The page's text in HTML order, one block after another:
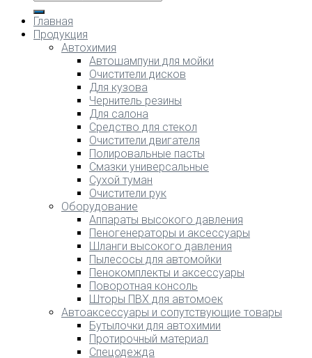
Главная
Продукция
Автохимия
Автошампуни для мойки
Очистители дисков
Для кузова
Чернитель резины
Для салона
Средство для стекол
Очистители двигателя
Полировальные пасты
Смазки универсальные
Сухой туман
Очистители рук
Оборудование
Аппараты высокого давления
Пеногенераторы и аксессуары
Шланги высокого давления
Пылесосы для автомойки
Пенокомплекты и аксессуары
Поворотная консоль
Шторы ПВХ для автомоек
Автоаксессуары и сопутствующие товары
Бутылочки для автохимии
Протирочный материал
Спецодежда